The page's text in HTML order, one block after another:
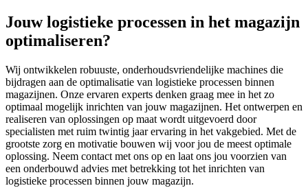
Jouw logistieke processen in het magazijn
optimaliseren?
Wij ontwikkelen robuuste, onderhoudsvriendelijke machines die
bijdragen aan de optimalisatie van logistieke processen binnen
magazijnen. Onze ervaren experts denken graag mee in het zo
optimaal mogelijk inrichten van jouw magazijnen. Het ontwerpen en
realiseren van oplossingen op maat wordt uitgevoerd door
specialisten met ruim twintig jaar ervaring in het vakgebied. Met de
grootste zorg en motivatie bouwen wij voor jou de meest optimale
oplossing. Neem contact met ons op en laat ons jou voorzien van
een onderbouwd advies met betrekking tot het inrichten van
logistieke processen binnen jouw magazijn.